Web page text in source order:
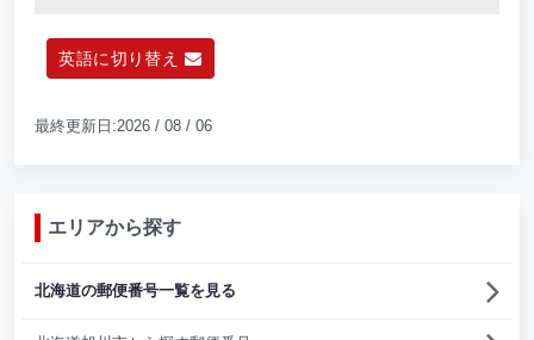
英語に切り替え
最終更新日:2026 / 08 / 06
エリアから探す
北海道の郵便番号一覧を見る